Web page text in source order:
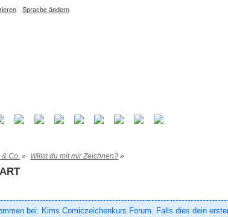
Sprache ändern
Co. » Willst du mit mir Zeichnen? »
bei: Kims Comiczeichenkurs Forum. Falls dies dein